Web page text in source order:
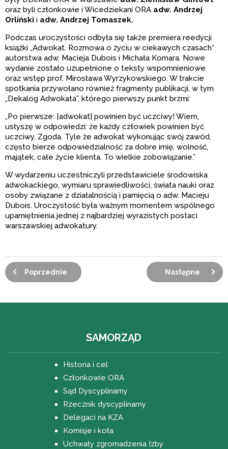
oraz byli członkowie i Wicedziekani ORA adw. Andrzej
Orliński i adw. Andrzej Tomaszek.
Podczas uroczystości odbyła się także premiera reedycji
książki „Adwokat. Rozmowa o życiu w ciekawych czasach”
autorstwa adw. Macieja Dubois i Michała Komara. Nowe
wydanie zostało uzupełnione o teksty wspomnieniowe
oraz wstęp prof. Mirosława Wyrzykowskiego. W trakcie
spotkania przywołano również fragmenty publikacji, w tym
„Dekalog Adwokata”, którego pierwszy punkt brzmi:
„Po pierwsze: [adwokat] powinien być uczciwy! Wiem,
usłyszę w odpowiedzi: że każdy człowiek powinien być
uczciwy. Zgoda. Tyle że adwokat wykonując swój zawód,
często bierze odpowiedzialność za dobre imię, wolność,
majątek, całe życie klienta. To wielkie zobowiązanie.”
W wydarzeniu uczestniczyli przedstawiciele środowiska
adwokackiego, wymiaru sprawiedliwości, świata nauki oraz
osoby związane z działalnością i pamięcią o adw. Macieju
Dubois. Uroczystość była ważnym momentem wspólnego
upamiętnienia jednej z najbardziej wyrazistych postaci
warszawskiej adwokatury.
Poprzednie Następne
SAMORZĄD
Historia i cel
Członkowie ORA
Sąd Dyscyplinarny
Rzecznik dyscyplinarny
Delegaci na KZA
Komisje i koła
Uchwały zgromadzenia Izby